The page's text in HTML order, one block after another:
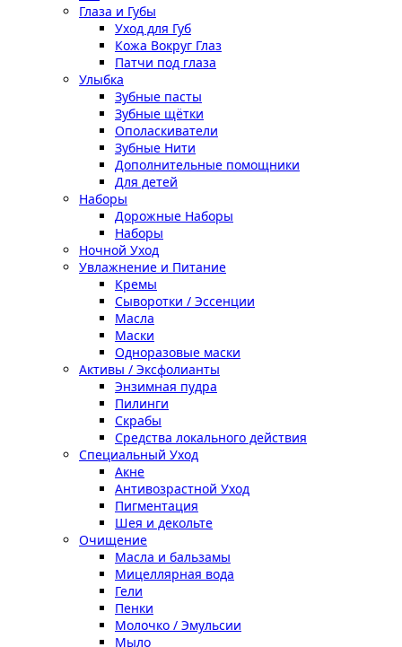
Глаза и Губы
Уход для Губ
Кожа Вокруг Глаз
Патчи под глаза
Улыбка
Зубные пасты
Зубные щётки
Ополаскиватели
Зубные Нити
Дополнительные помощники
Для детей
Наборы
Дорожные Наборы
Наборы
Ночной Уход
Увлажнение и Питание
Кремы
Сыворотки / Эссенции
Масла
Маски
Одноразовые маски
Активы / Эксфолианты
Энзимная пудра
Пилинги
Скрабы
Средства локального действия
Специальный Уход
Акне
Антивозрастной Уход
Пигментация
Шея и декольте
Очищение
Масла и бальзамы
Мицеллярная вода
Гели
Пенки
Молочко / Эмульсии
Мыло